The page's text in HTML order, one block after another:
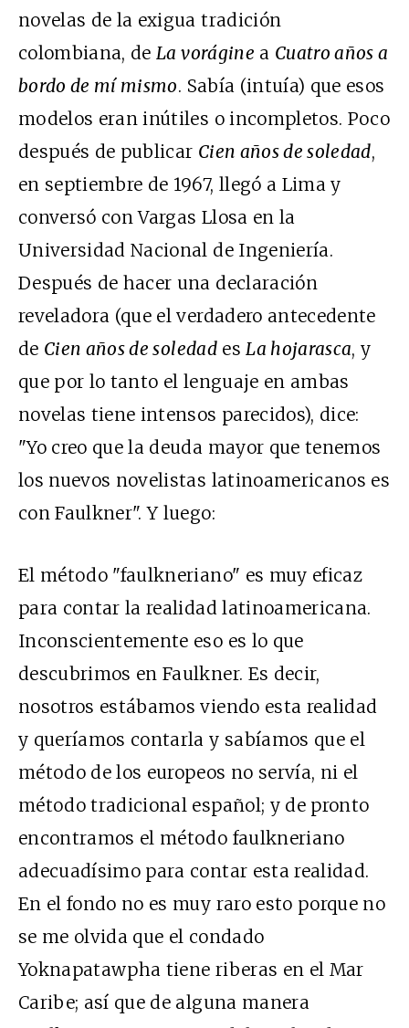
novelas de la exigua tradición
colombiana, deLa vorágine a Cuatro años a
bordo de mí mismo. Sabía (intuía) que esos
modelos eran inútiles o incompletos. Poco
después de publicar Cien años de soledad,
en septiembre de 1967, llegó a Lima y
conversó con Vargas Llosa en la
Universidad Nacional de Ingeniería.
Después de hacer una declaración
reveladora (que el verdadero antecedente
de Cien años de soledadesLa hojarasca, y
que por lo tanto el lenguaje en ambas
novelas tiene intensos parecidos), dice:
"Yo creo que la deuda mayor que tenemos
los nuevos novelistas latinoamericanos es
con Faulkner". Y luego:
El método "faulkneriano" es muy eficaz
para contar la realidad latinoamericana.
Inconscientemente eso es lo que
descubrimos en Faulkner. Es decir,
nosotros estábamos viendo esta realidad
y queríamos contarla y sabíamos que el
método de los europeos no servía, ni el
método tradicional español; y de pronto
encontramos el método faulkneriano
adecuadísimo para contar esta realidad.
En el fondo no es muy raro esto porque no
se me olvida que el condado
Yoknapatawpha tiene riberas en el Mar
Caribe; así que de alguna manera